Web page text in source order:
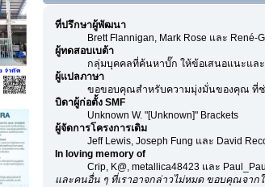
ที่ปรึกษาผู้พัฒนา
Brett Flannigan, Mark Rose และ René-
ผู้ทดสอบเบต้า
กลุ่มบุคคลที่ค้นหาบั๊ก ให้ข้อเสนอแนะแล
ผู้แปลภาษา
ขอขอบคุณสำหรับความมุ่งมั่นของคุณ ที่ช่
บิดาผู้ก่อตั้ง SMF
Unknown W. "[Unknown]" Brackets
ผู้จัดการโครงการเดิม
Jeff Lewis, Joseph Fung และ David
In loving memory of
Crip, K@, metallica48423 และ
และคนอื่น ๆ ที่เราอาจกล่าวไม่หมด ขอบคุณจากใ